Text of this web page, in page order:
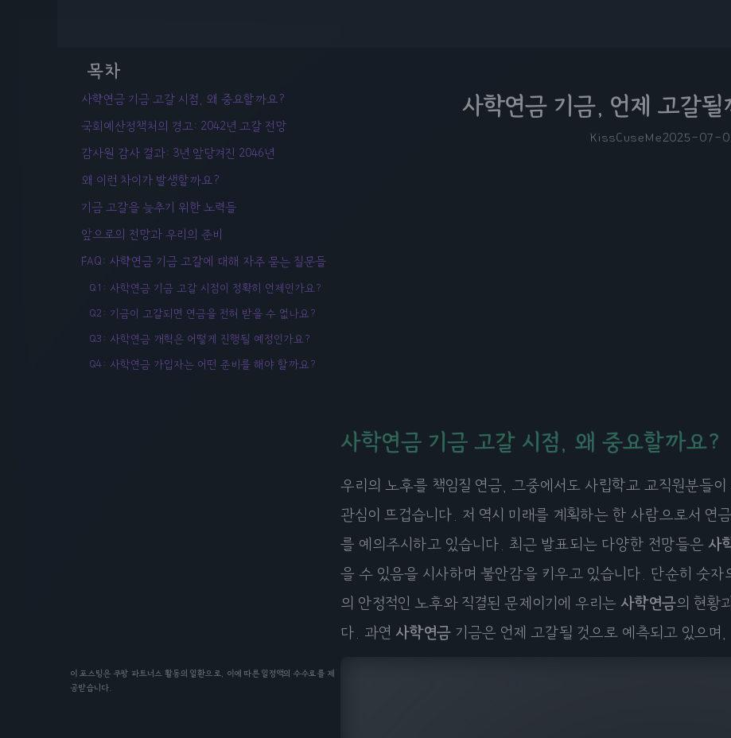
목차
사학연금 기금 고갈 시점, 왜 중요할까요?
국회예산정책처의 경고: 2042년 고갈 전망
감사원 감사 결과: 3년 앞당겨진 2046년
왜 이런 차이가 발생할까요?
기금 고갈을 늦추기 위한 노력들
앞으로의 전망과 우리의 준비
FAQ: 사학연금 기금 고갈에 대해 자주 묻는 질문들
Q1: 사학연금 기금 고갈 시점이 정확히 언제인가요?
Q2: 기금이 고갈되면 연금을 전혀 받을 수 없나요?
Q3: 사학연금 개혁은 어떻게 진행될 예정인가요?
Q4: 사학연금 가입자는 어떤 준비를 해야 할까요?
이 포스팅은 쿠팡 파트너스 활동의 일환으로, 이에 따른 일정액의 수수료를 제
공받습니다.
사학연금 기금, 언제 고갈
KissCuseMe2025-07-
사학연금 기금 고갈 시점, 왜 중요할까요?
우리의 노후를 책임질 연금, 그중에서도 사립학교 교직원분들이
관심이 뜨겁습니다. 저 역시 미래를 계획하는 한 사람으로서 연
를 예의주시하고 있습니다. 최근 발표되는 다양한 전망들은 사
을 수 있음을 시사하며 불안감을 키우고 있습니다. 단순히 숫
의 안정적인 노후와 직결된 문제이기에 우리는 사학연금의 현황
다. 과연 사학연금 기금은 언제 고갈될 것으로 예측되고 있으